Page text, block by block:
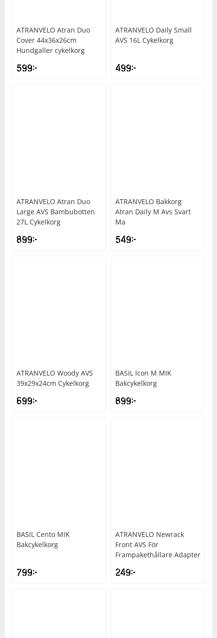
ATRANVELO Atran Duo
Cover 44x36x26cm
Hundgaller cykelkorg
599kr
ATRANVELO Daily Small
AVS 16L Cykelkorg
499kr
ATRANVELO Atran Duo
Large AVS Bambubotten
27L Cykelkorg
899kr
ATRANVELO Bakkorg
Atran Daily M Avs Svart
Ma
549kr
ATRANVELO Woody AVS
39x29x24cm Cykelkorg
699kr
BASIL Icon M MIK
Bakcykelkorg
899kr
BASIL Cento MIK
Bakcykelkorg
799kr
ATRANVELO Newrack
Front AVS För
Frampakethållare Adapter
249kr